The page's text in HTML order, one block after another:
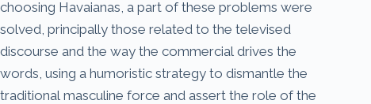
choosing Havaianas, a part of these problems were
solved, principally those related to the televised
discourse and the way the commercial drives the
words, using a humoristic strategy to dismantle the
traditional masculine force and assert the role of the